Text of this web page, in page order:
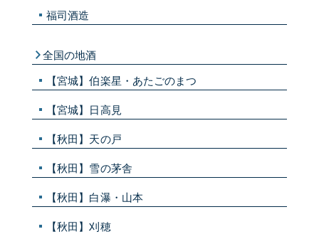
福司酒造
全国の地酒
【宮城】伯楽星・あたごのまつ
【宮城】日高見
【秋田】天の戸
【秋田】雪の茅舎
【秋田】白瀑・山本
【秋田】刈穂